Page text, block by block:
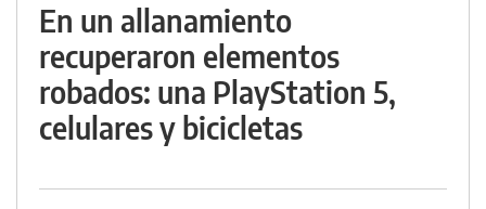
En un allanamiento
recuperaron elementos
robados: una PlayStation 5,
celulares y bicicletas